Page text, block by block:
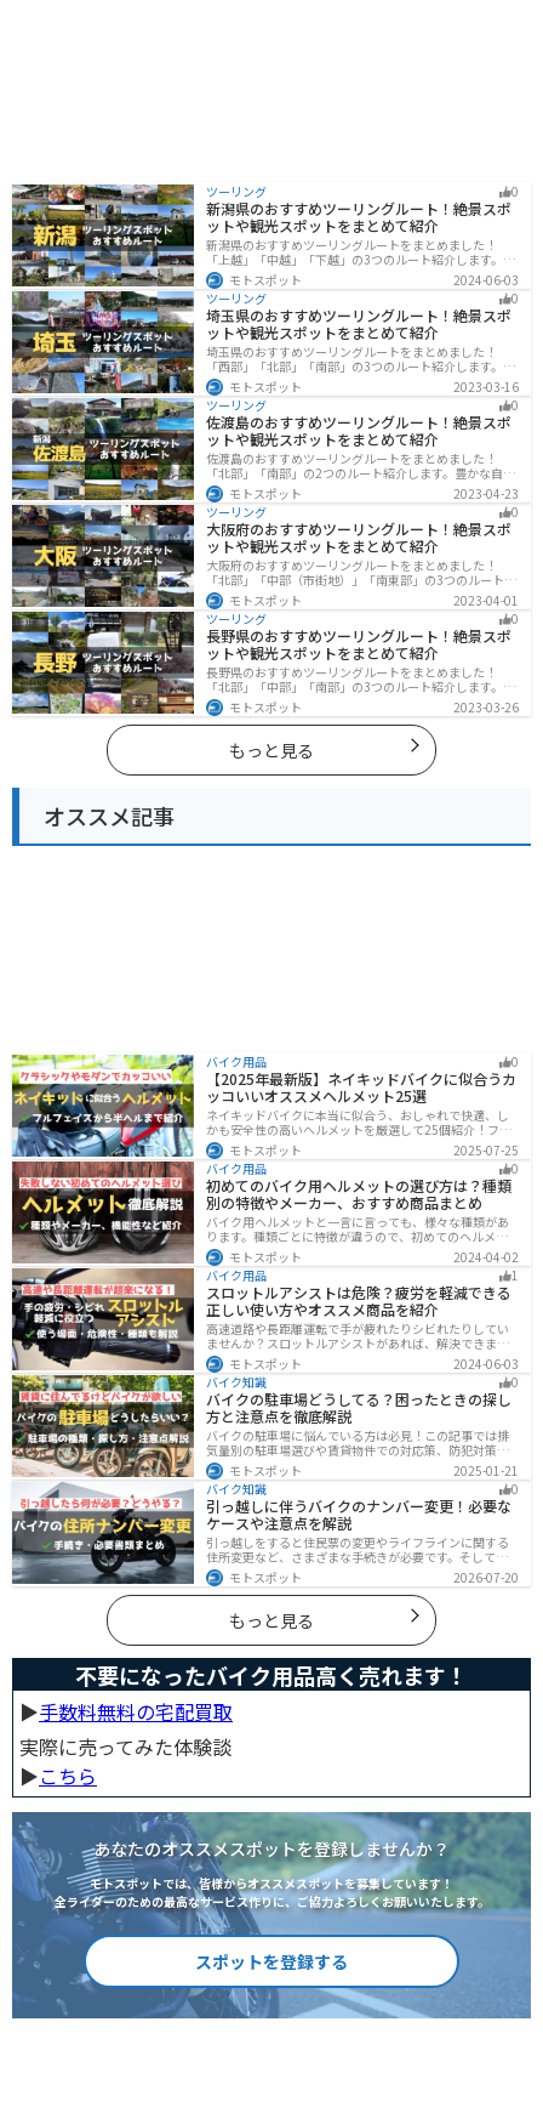
ツーリング 0
新潟県のおすすめツーリングルート！絶景スポ
ットや観光スポットをまとめて紹介
新潟県のおすすめツーリングルートをまとめました！
「上越」「中越」「下越」の3つのルート紹介します。自
然豊かな山と海、グルメも充実しており、自然を満喫す
るツーリングができます。バイクで新潟県にツーリング
に行く際は参考にしてください。
モトスポット
2024-06-03
ツーリング
0
埼玉県のおすすめツーリングルート！絶景スポ
ットや観光スポットをまとめて紹介
埼玉県のおすすめツーリングルートをまとめました！
「西部」「北部」「南部」の3つのルート紹介します。自
然豊かな西側と街中の東側で違った楽しみ方ができま
す。バイクで埼玉県にツーリングに行く際は参考にして
ください。
モトスポット
2023-03-16
ツーリング
0
佐渡島のおすすめツーリングルート！絶景スポ
ットや観光スポットをまとめて紹介
佐渡島のおすすめツーリングルートをまとめました！
「北部」「南部」の2つのルート紹介します。豊かな自然
と歴史的なスポット、トキなどの貴重な動物を見られる
スポットが多数あります。バイクで佐渡島にツーリング
に行く際は参考にしてください。
モトスポット
2023-04-23
ツーリング
0
大阪府のおすすめツーリングルート！絶景スポ
ットや観光スポットをまとめて紹介
大阪府のおすすめツーリングルートをまとめました！
「北部」「中部（市街地）」「南東部」の3つのルート紹
介します。歴史と近代が融合した魅力的なエリアで様々
な楽しみ方ができます。バイクで大阪府にツーリングに
行く際は参考にしてください。
モトスポット
2023-04-01
ツーリング
0
長野県のおすすめツーリングルート！絶景スポ
ットや観光スポットをまとめて紹介
長野県のおすすめツーリングルートをまとめました！
「北部」「中部」「南部」の3つのルート紹介します。諏
訪湖やビーナスラインのような全国でも有名なツーリン
グスポットが多数あります。バイクで長野県にツーリン
グに行く際は参考にしてください。
モトスポット 2023-03-26
もっと見る
オススメ記事
バイク用品 0
【2025年最新版】ネイキッドバイクに似合うカ
ッコいいオススメヘルメット25選
ネイキッドバイクに本当に似合う、おしゃれで快適、し
かも安全性の高いヘルメットを厳選して25個紹介！フル
フェイス・ジェット・システムなどタイプ別に特徴や選
び方も徹底解説。街乗りやツーリング、初心者からベテ
ランまで満足できるモデルを集めました。
モトスポット
2025-07-25
バイク用品
0
初めてのバイク用ヘルメットの選び方は？種類
別の特徴やメーカー、おすすめ商品まとめ
バイク用ヘルメットと一言に言っても、様々な種類があ
ります。種類ごとに特徴が違うので、初めてのヘルメッ
ト選びで失敗しないように、しっかりと理解して選ぶよ
うにしましょう。この記事では、特徴やメリットデメリ
ット、有名メーカーなど初心者が知っておくべきことを
まとめました。
モトスポット
2024-04-02
バイク用品
1
スロットルアシストは危険？疲労を軽減できる
正しい使い方やオススメ商品を紹介
高速道路や長距離運転で手が疲れたりシビれたりしてい
ませんか？スロットルアシストがあれば、解決できま
す。この記事ではスロットルアシストを安全に使う場
面、危険性、種類、オススメの商品について解説しま
す。長距離運転をもっと楽にしたいと思っている人は参
考にしてください。
モトスポット
2024-06-03
バイク知識
0
バイクの駐車場どうしてる？困ったときの探し
方と注意点を徹底解説
バイクの駐車場に悩んでいる方は必見！この記事では排
気量別の駐車場選びや賃貸物件での対応策、防犯対策を
解説します。実は駐車場の種類やマナーを押さえるだけ
で快適なバイクライフが実現可能です。記事を読み駐車
場探しのコツをぜひチェックしてください。
モトスポット
2025-01-21
バイク知識
0
引っ越しに伴うバイクのナンバー変更！必要な
ケースや注意点を解説
引っ越しをすると住民票の変更やライフラインに関する
住所変更など、さまざまな手続きが必要です。そしてバ
イク乗りの場合は、住所変更やナンバー変更といったバ
イクに関する手続きも忘れてはいけません。しかし、必
要な手続きや手順がわからないという方も多いのではな
いでしょうか。ライダー引っ越したらバイクのナンバー
を変えないといけないの？ライダー引っ越し先でも原付
に乗る場合、どんな手続きが必要か知りたいライダー引
っ越したけど忙しくて住所変更もナンバー変更もしてい
ない・・・今回はこのような疑問・お悩みにお
モトスポット 2026-07-20
もっと見る
不要になったバイク用品高く売れます！
▶︎手数料無料の宅配買取
実際に売ってみた体験談
▶︎こちら
あなたのオススメスポットを登録しませんか？
モトスポットでは、皆様からオススメスポットを募集しています！
全ライダーのための最高なサービス作りに、ご協力よろしくお願いいたします。
スポットを登録する